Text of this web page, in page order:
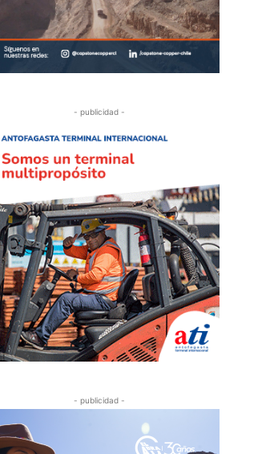
- publicidad -
- publicidad -